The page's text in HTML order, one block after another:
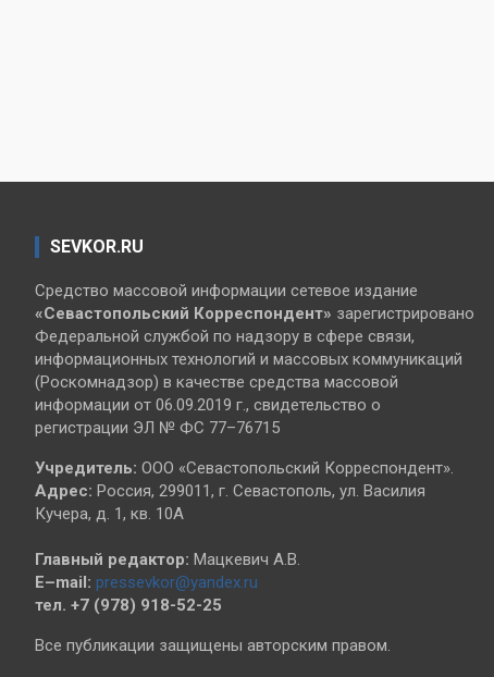
SEVKOR.RU
Средство массовой информации сетевое издание
«Севастопольский Корреспондент» зарегистрировано
Федеральной службой по надзору в сфере связи,
информационных технологий и массовых коммуникаций
(Роскомнадзор) в качестве средства массовой
информации от 06.09.2019 г., свидетельство о
регистрации ЭЛ № ФС 77–76715
Учредитель: ООО «Севастопольский Корреспондент».
Адрес: Россия, 299011, г. Севастополь, ул. Василия
Кучера, д. 1, кв. 10А
Главный редактор: Мацкевич А.В.
E–mail: pressevkor@yandex.ru
тел. +7 (978) 918-52-25
Все публикации защищены авторским правом.